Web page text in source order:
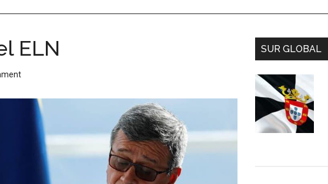
ELN SUR GLOBAL